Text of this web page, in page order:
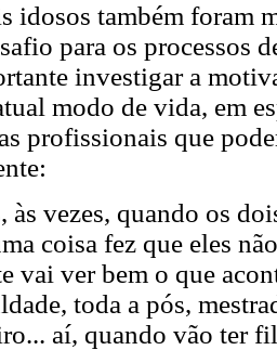
idosos também foram
para os processos
investigar a
modo de vida, em
profissionais que
às vezes, quando os
coisa fez que eles
vai ver bem o que
toda a pós,
aí, quando vão ter